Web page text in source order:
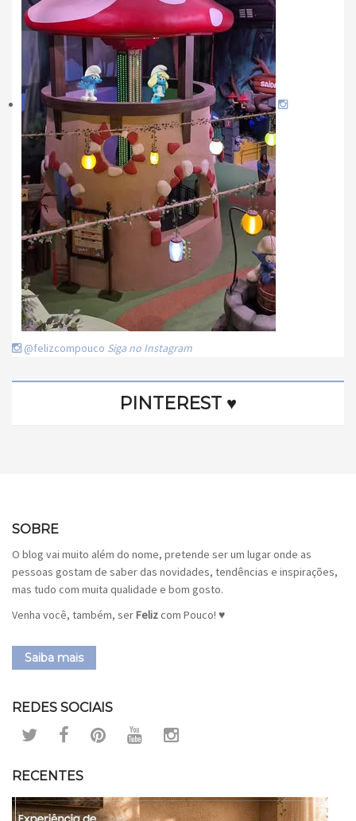
@felizcompouco Siga no Instagram
PINTEREST ♥
SOBRE
O blog vai muito além do nome, pretende ser um lugar onde as
pessoas gostam de saber das novidades, tendências e inspirações,
mas tudo com muita qualidade e bom gosto.
Venha você, também, serFelizcom Pouco! ♥
Saiba mais
REDES SOCIAIS
RECENTES